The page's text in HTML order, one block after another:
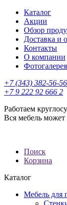
Каталог
Акции
Обзор
Доставка и
Контакты
О компании
Фотогалерея
+7 (343) 382-56-56
+7 9 222 92 666 2
Работаем
Вся мебель
Поиск
Корзина
Каталог
Мебель для